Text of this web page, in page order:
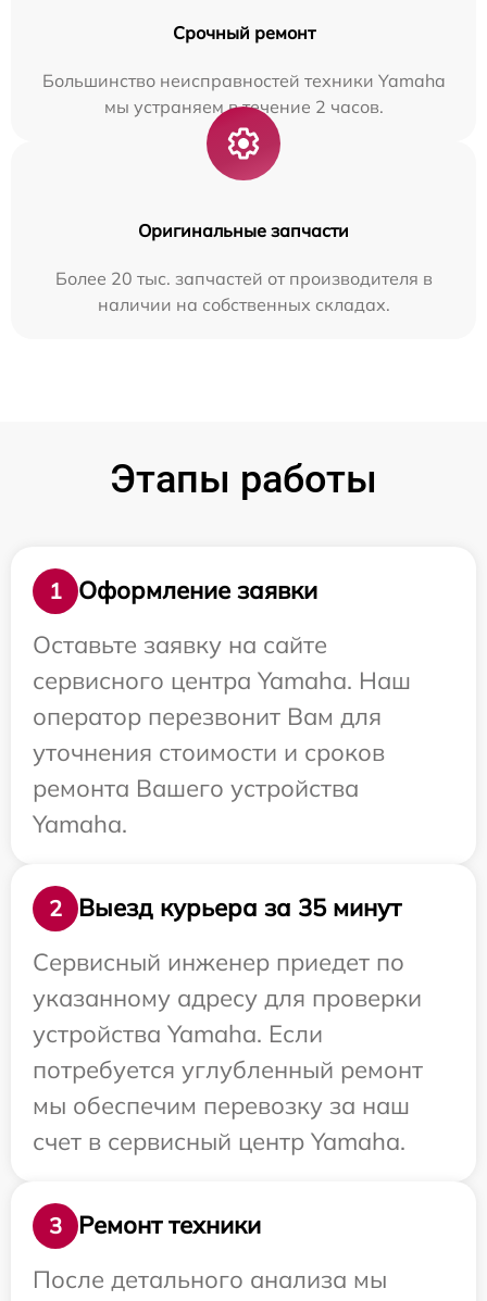
Срочный ремонт
Большинство неисправностей техники Yamaha
мы устраняем в течение 2 часов.
Оригинальные запчасти
Более 20 тыс. запчастей от производителя в
наличии на собственных складах.
Этапы работы
1
Оформление заявки
Оставьте заявку на сайте
сервисного центра Yamaha. Наш
оператор перезвонит Вам для
уточнения стоимости и сроков
ремонта Вашего устройства
Yamaha.
2
Выезд курьера за 35 минут
Сервисный инженер приедет по
указанному адресу для проверки
устройства Yamaha. Если
потребуется углубленный ремонт
мы обеспечим перевозку за наш
счет в сервисный центр Yamaha.
3
Ремонт техники
После детального анализа мы